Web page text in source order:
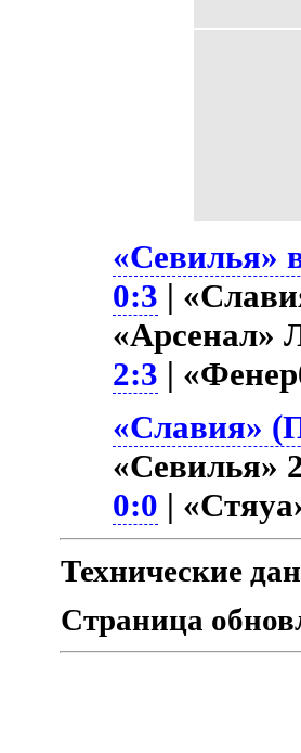
«Севилья»
0:3 |
«Арсенал»
2:3 |
«Славия»
«Севилья»
0:0 |
Технические
Страница